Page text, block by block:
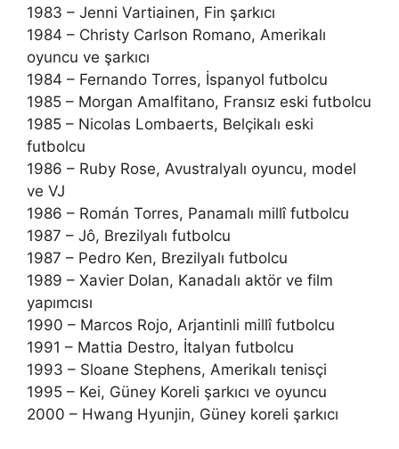
1983 – Jenni Vartiainen, Fin şarkıcı
1984 – Christy Carlson Romano, Amerikalı
oyuncu ve şarkıcı
1984 – Fernando Torres, İspanyol futbolcu
1985 – Morgan Amalfitano, Fransız eski futbolcu
1985 – Nicolas Lombaerts, Belçikalı eski
futbolcu
1986 – Ruby Rose, Avustralyalı oyuncu, model
ve VJ
1986 – Román Torres, Panamalı millî futbolcu
1987 – Jô, Brezilyalı futbolcu
1987 – Pedro Ken, Brezilyalı futbolcu
1989 – Xavier Dolan, Kanadalı aktör ve film
yapımcısı
1990 – Marcos Rojo, Arjantinli millî futbolcu
1991 – Mattia Destro, İtalyan futbolcu
1993 – Sloane Stephens, Amerikalı tenisçi
1995 – Kei, Güney Koreli şarkıcı ve oyuncu
2000 – Hwang Hyunjin, Güney koreli şarkıcı